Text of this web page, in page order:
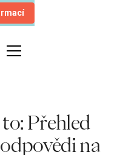
Přehled
na